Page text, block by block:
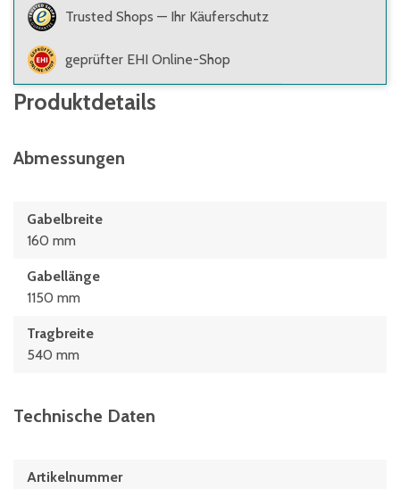
Trusted Shops — Ihr Käuferschutz
geprüfter EHI Online-Shop
Produktdetails
Abmessungen
Gabelbreite
160 mm
Gabellänge
1150 mm
Tragbreite
540 mm
Technische Daten
Artikelnummer